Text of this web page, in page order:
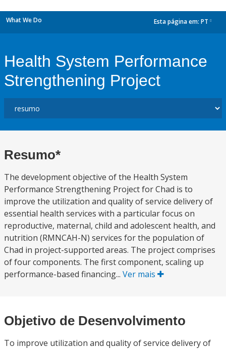
What We Do Esta página em: PT
Health System Performance
Strengthening Project
Resumo*
The development objective of the Health System
Performance Strengthening Project for Chad is to
improve the utilization and quality of service delivery of
essential health services with a particular focus on
reproductive, maternal, child and adolescent health, and
nutrition (RMNCAH-N) services for the population of
Chad in project-supported areas. The project comprises
of four components. The first component, scaling up
performance-based financing... Ver mais
Objetivo de Desenvolvimento
To improve utilization and quality of service delivery of